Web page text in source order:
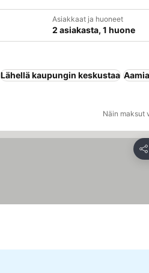
Asiakkaat ja huoneet
2 asiakasta, 1 huone
Lähellä kaupungin keskustaa
Näin maksut
Jaa